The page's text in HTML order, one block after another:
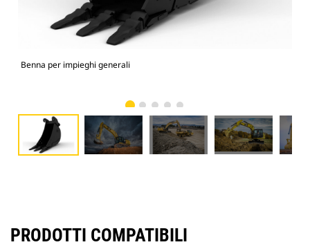
Benna per impieghi generali
PRODOTTI COMPATIBILI